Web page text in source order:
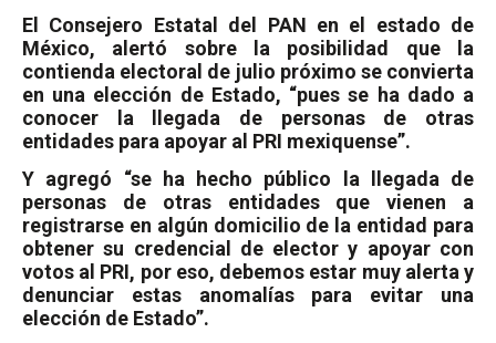
El Consejero Estatal del PAN en el estado de
México, alertó sobre la posibilidad que la
contienda electoral de julio próximo se convierta
en una elección de Estado, “pues se ha dado a
conocer la llegada de personas de otras
entidades para apoyar al PRI mexiquense”.
Y agregó “se ha hecho público la llegada de
personas de otras entidades que vienen a
registrarse en algún domicilio de la entidad para
obtener su credencial de elector y apoyar con
votos al PRI, por eso, debemos estar muy alerta y
denunciar estas anomalías para evitar una
elección de Estado”.